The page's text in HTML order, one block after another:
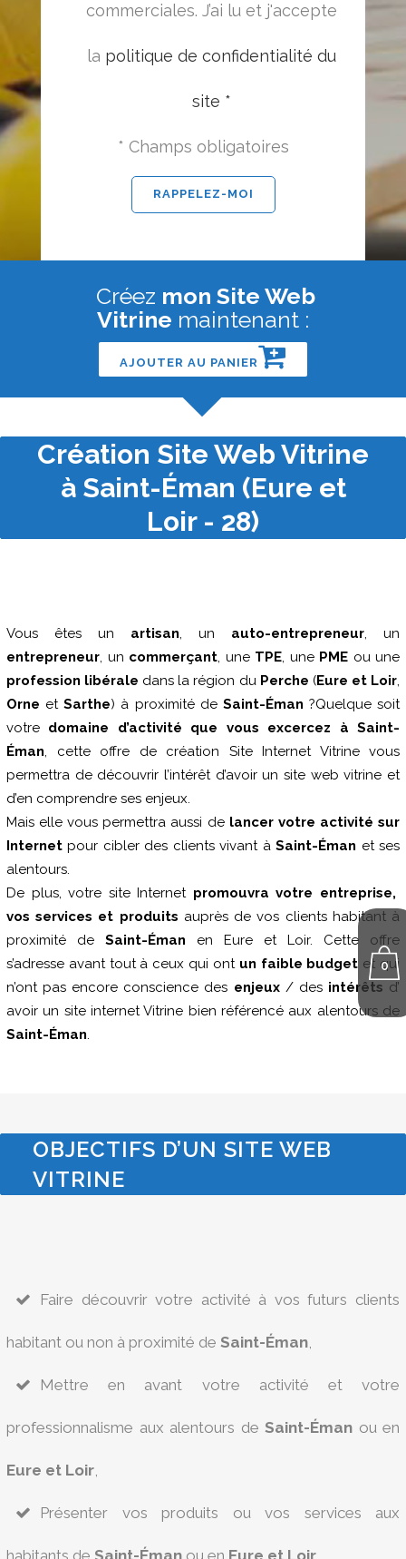
0
commerciales. J’ai lu et j'accepte
la politique de confidentialité du
site *
* Champs obligatoires
Créez mon Site Web
Vitrine maintenant :
AJOUTER AU PANIER
Création Site Web Vitrine
à Saint-Éman (Eure et
Loir - 28)
Vous êtes un artisan, un auto-entrepreneur, un
entrepreneur, un commerçant, une TPE, une PME ou une
profession libérale dans la région du Perche (Eure et Loir,
Orne etSarthe) à proximité de Saint-Éman ?Quelque soit
votre domaine d’activité que vous excercez à Saint-
Éman, cette offre de création Site Internet Vitrine vous
permettra de découvrir l’intérêt d’avoir un site web vitrine et
d’en comprendre ses enjeux.
Mais elle vous permettra aussi de lancer votre activité sur
Internet pour cibler des clients vivant àSaint-Éman et ses
alentours.
De plus, votre site Internet promouvra votre entreprise,
vos services et produits auprès de vos clients habitant à
proximité de Saint-Éman en Eure et Loir. Cette offre
s’adresse avant tout à ceux qui ont un faible budget et qui
n’ont pas encore conscience des enjeux/ des intérêts d’
avoir un site internet Vitrine bien référencé aux alentours de
Saint-Éman.
OBJECTIFS D’UN SITE WEB
VITRINE
Faire découvrir votre activité à vos futurs clients
habitant ou non à proximité de Saint-Éman,
Mettre en avant votre activité et votre
professionnalisme aux alentours de Saint-Éman ou en
Eure et Loir,
Présenter vos produits ou vos services aux
habitants de Saint-Éman ou en Eure et Loir